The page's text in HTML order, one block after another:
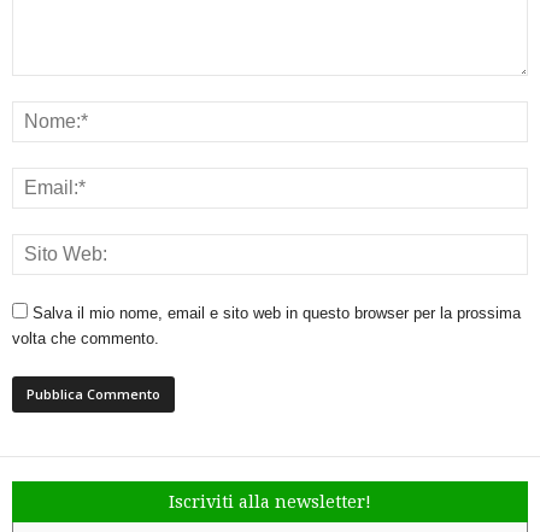
Salva il mio nome, email e sito web in questo browser per la prossima
volta che commento.
Iscriviti alla newsletter!